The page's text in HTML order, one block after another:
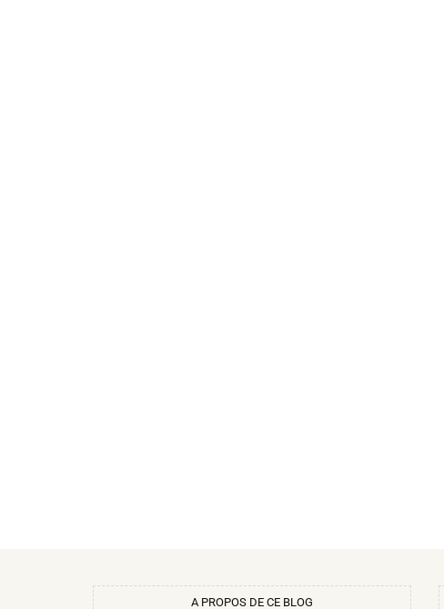
A PROPOS DE CE BLOG​